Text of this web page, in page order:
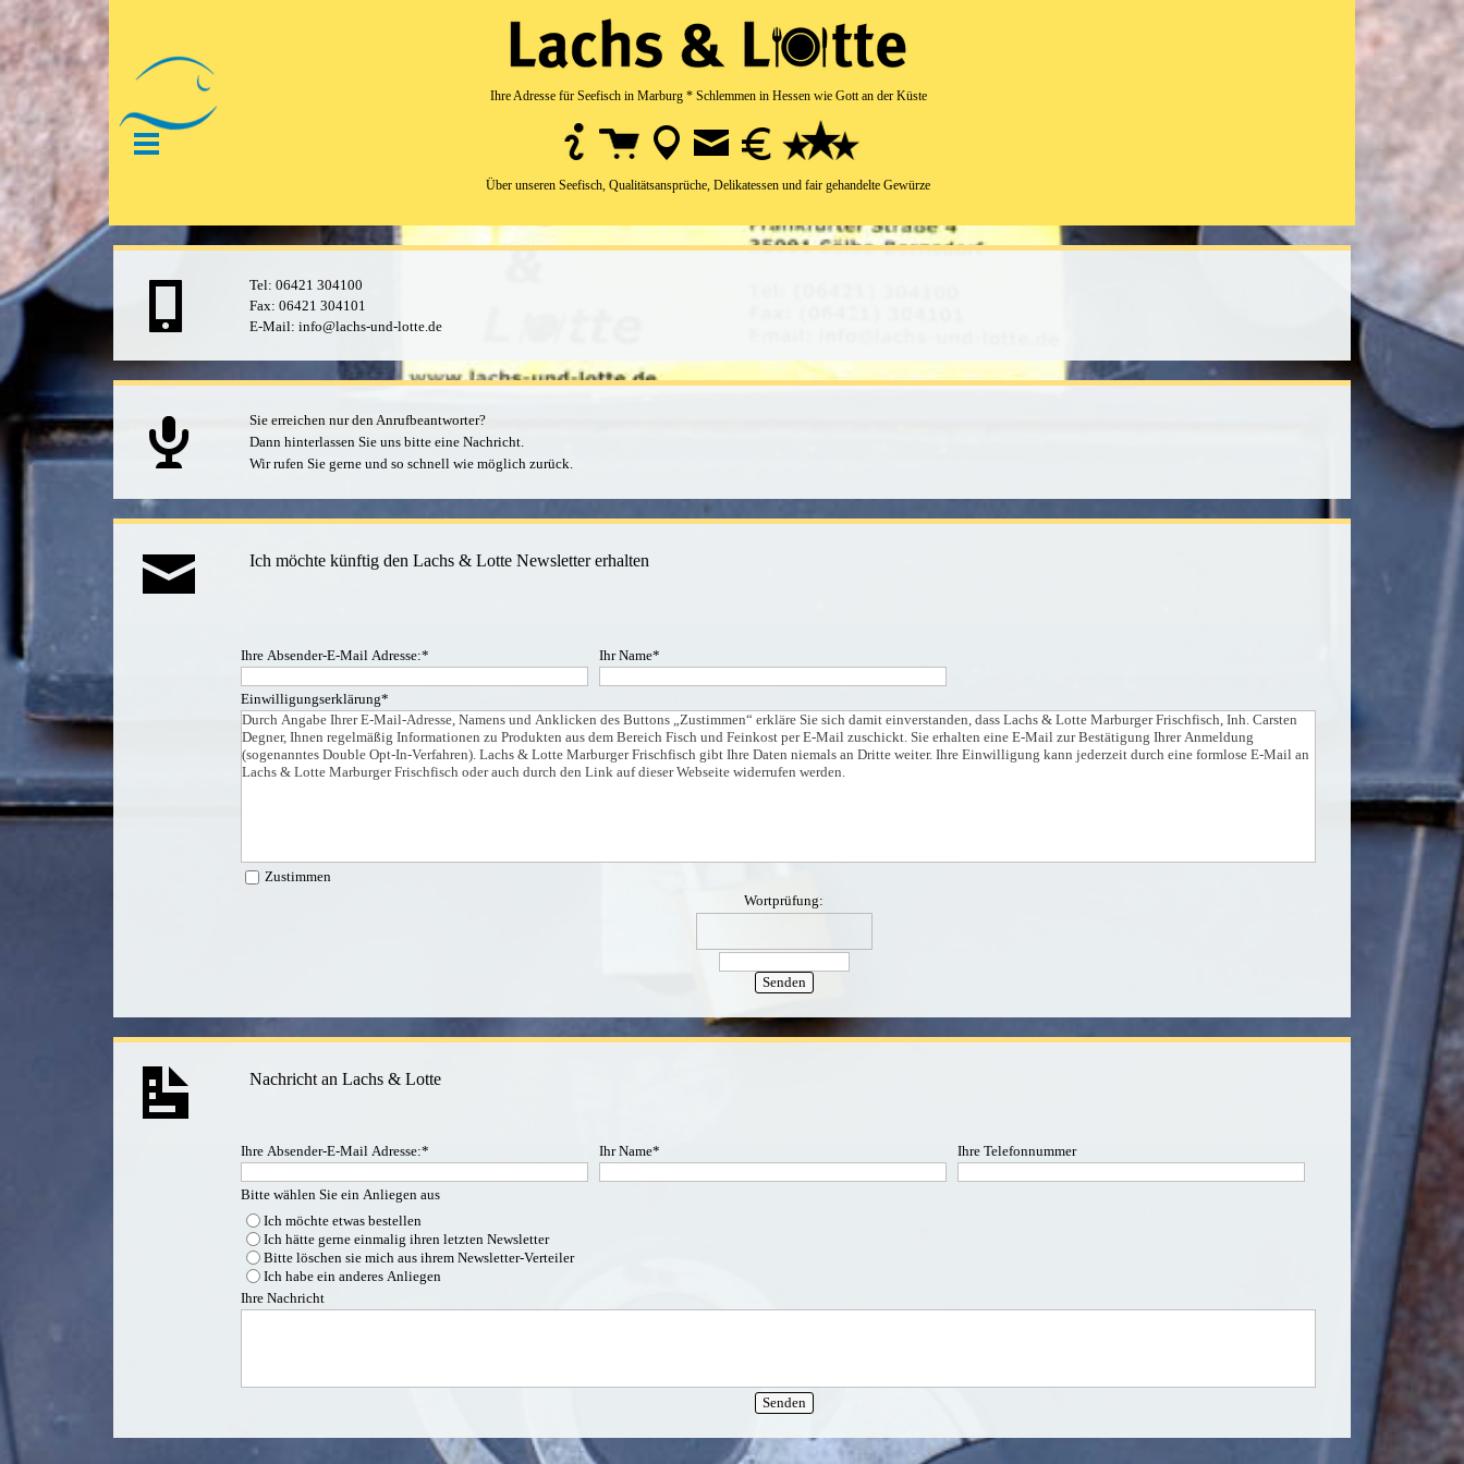
Direkt zum Seiteninhalt
Ihre Adresse für Seefisch in Marburg * Schlemmen in Hessen wie Gott an der Küste
Über unseren Seefisch, Qualitätsansprüche, Delikatessen und fair gehandelte Gewürze
Menü überspringen
Tel: 06421 304100
Fax: 06421 304101
E-Mail: info@lachs-und-lotte.de
Sie erreichen nurden Anrufbeantworter?
Dann hinterlassen Sie uns bitte eine Nachricht.
Wir rufen Sie gerne und so schnell wie möglich zurück.
Ich möchte künftig den Lachs & Lotte Newsletter erhalten
Ihre Absender-E-Mail Adresse:* Ihr Name*
Einwilligungserklärung*
Durch Angabe Ihrer E-Mail-Adresse, Namens und Anklicken des Buttons „Zustimmen“ erkläre Sie sich damit einverstanden, dass Lachs & Lotte Marburger Frischfisch, Inh. Carsten
Degner, Ihnen regelmäßig Informationen zu Produkten aus dem Bereich Fisch und Feinkost per E-Mail zuschickt. Sie erhalten eine E-Mail zur Bestätigung Ihrer Anmeldung
(sogenanntes Double Opt-In-Verfahren). Lachs & Lotte Marburger Frischfisch gibt Ihre Daten niemals an Dritte weiter. Ihre Einwilligung kann jederzeit durch eine formlose E-Mail an
Lachs & Lotte Marburger Frischfisch oder auch durch den Link auf dieser Webseite widerrufen werden.
Zustimmen
Wortprüfung:
Nachricht an Lachs & Lotte
Ihre Absender-E-Mail Adresse:* Ihr Name* Ihre Telefonnummer
Bitte wählen Sie ein Anliegen aus
Ich möchte etwas bestellen
Ich hätte gerne einmalig ihren letzten Newsletter
Bitte löschen sie mich aus ihrem Newsletter-Verteiler
Ich habe ein anderes Anliegen
Ihre Nachricht